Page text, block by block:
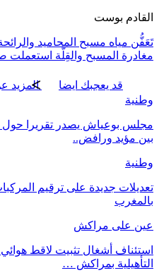
القادم بوست
تَعَفُّن مياه مسبح المحاميد
مغادرة المسبح والقِلَّة استعملت
قد يعجبك ايضا
المزيد
وطنية
مجلس بوعياش يصدر تقريرا حول
بين مؤيد ورافض..
وطنية
تعديلات جديدة على ترقيم
بالمغرب
عين على مراكش
استئناف أشغال تثبيت لاقط
التأهيلية بمراكش …